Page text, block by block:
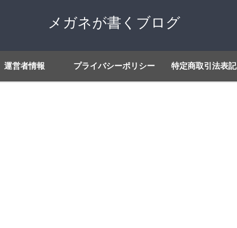
メガネが書くブログ
運営者情報 プライバシーポリシー 特定商取引法表記